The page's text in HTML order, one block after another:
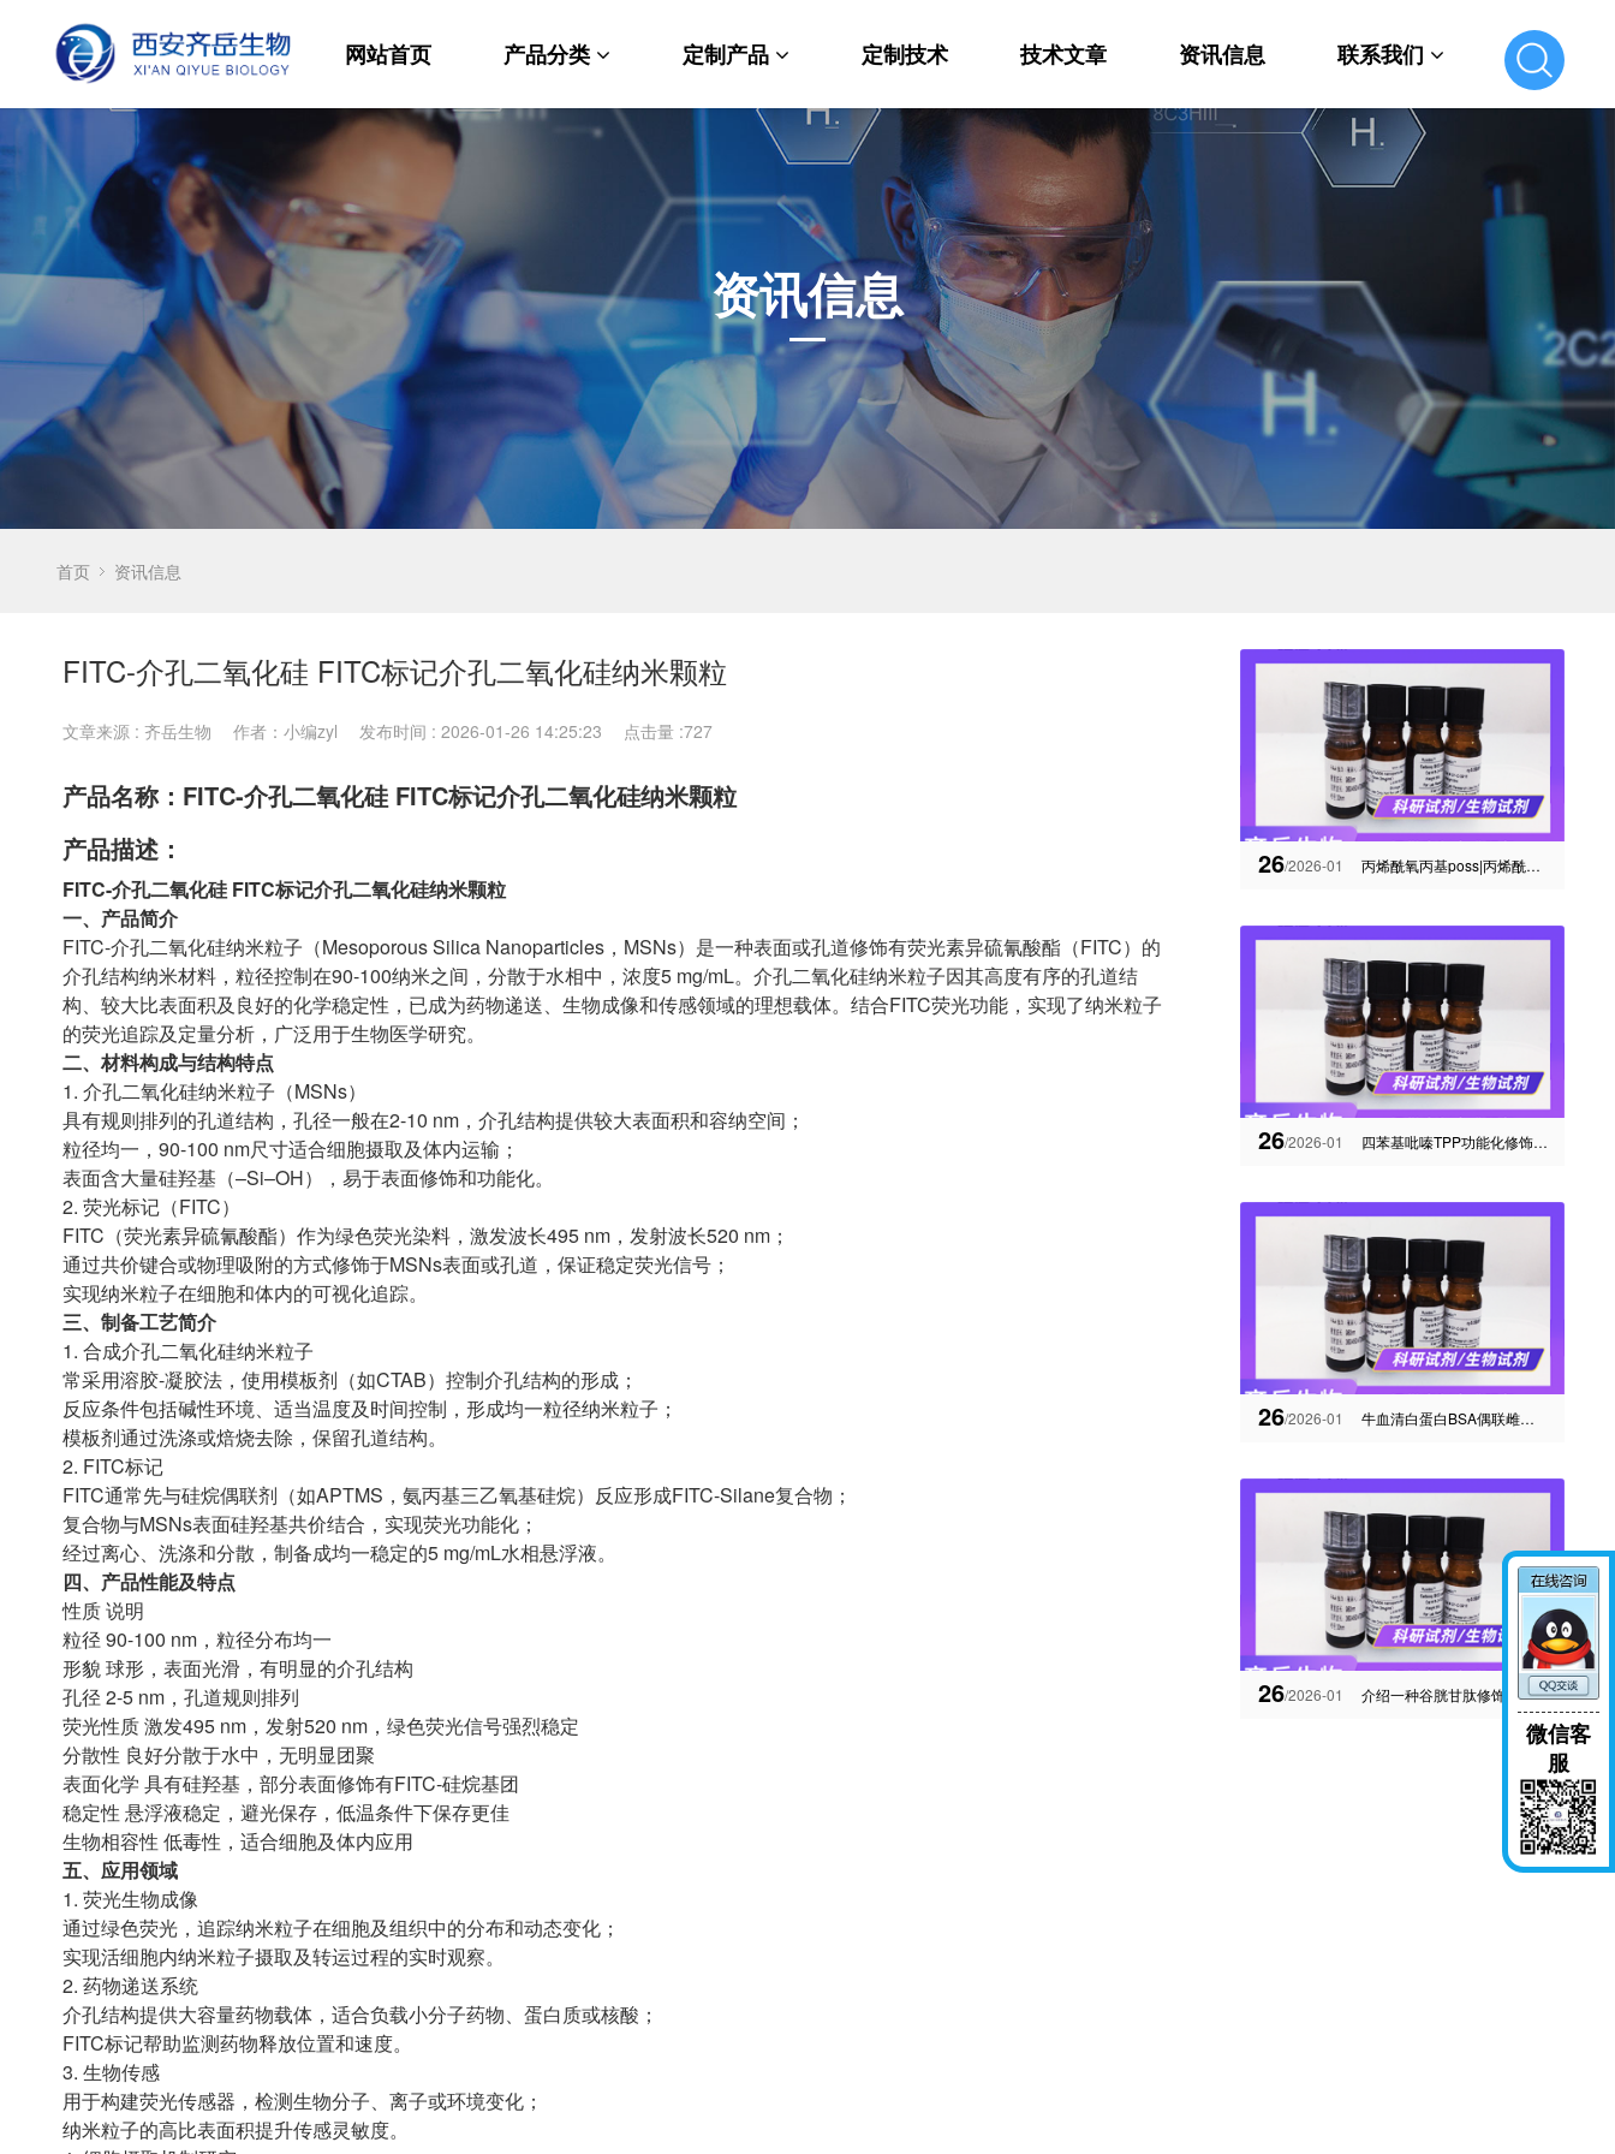
资讯信息
网站首页 产品分类
材料科学
生命科学
发光材料
功能性化学
分析化学
其他产品
定制产品
纳米材料定制
PEG衍生物
荧光标记定制
MOF材料定制
小分子定制
多肽定制
其他材料定制
定制技术 技术文章 资讯信息 联系我们
联系我们
首页 资讯信息
FITC-介孔二氧化硅 FITC标记介孔二氧化硅纳米颗粒
文章来源 : 齐岳生物 作者：小编zyl 发布时间 : 2026-01-26 14:25:23 点击量 :727
产品名称：FITC-介孔二氧化硅 FITC标记介孔二氧化硅纳米颗粒
产品描述：
FITC-介孔二氧化硅 FITC标记介孔二氧化硅纳米颗粒
一、产品简介
FITC-介孔二氧化硅纳米粒子（Mesoporous Silica Nanoparticles，MSNs）是一种表面或孔道修饰有荧光素异硫氰酸酯（FITC）的
介孔结构纳米材料，粒径控制在90-100纳米之间，分散于水相中，浓度5 mg/mL。介孔二氧化硅纳米粒子因其高度有序的孔道结
构、较大比表面积及良好的化学稳定性，已成为药物递送、生物成像和传感领域的理想载体。结合FITC荧光功能，实现了纳米粒子
的荧光追踪及定量分析，广泛用于生物医学研究。
二、材料构成与结构特点
1. 介孔二氧化硅纳米粒子（MSNs）
具有规则排列的孔道结构，孔径一般在2-10 nm，介孔结构提供较大表面积和容纳空间；
粒径均一，90-100 nm尺寸适合细胞摄取及体内运输；
表面含大量硅羟基（–Si–OH），易于表面修饰和功能化。
2. 荧光标记（FITC）
FITC（荧光素异硫氰酸酯）作为绿色荧光染料，激发波长495 nm，发射波长520 nm；
通过共价键合或物理吸附的方式修饰于MSNs表面或孔道，保证稳定荧光信号；
实现纳米粒子在细胞和体内的可视化追踪。
三、制备工艺简介
1. 合成介孔二氧化硅纳米粒子
常采用溶胶-凝胶法，使用模板剂（如CTAB）控制介孔结构的形成；
反应条件包括碱性环境、适当温度及时间控制，形成均一粒径纳米粒子；
模板剂通过洗涤或焙烧去除，保留孔道结构。
2. FITC标记
FITC通常先与硅烷偶联剂（如APTMS，氨丙基三乙氧基硅烷）反应形成FITC-Silane复合物；
复合物与MSNs表面硅羟基共价结合，实现荧光功能化；
经过离心、洗涤和分散，制备成均一稳定的5 mg/mL水相悬浮液。
四、产品性能及特点
性质 说明
粒径 90-100 nm，粒径分布均一
形貌 球形，表面光滑，有明显的介孔结构
孔径 2-5 nm，孔道规则排列
荧光性质 激发495 nm，发射520 nm，绿色荧光信号强烈稳定
分散性 良好分散于水中，无明显团聚
表面化学 具有硅羟基，部分表面修饰有FITC-硅烷基团
稳定性 悬浮液稳定，避光保存，低温条件下保存更佳
生物相容性 低毒性，适合细胞及体内应用
五、应用领域
1. 荧光生物成像
通过绿色荧光，追踪纳米粒子在细胞及组织中的分布和动态变化；
实现活细胞内纳米粒子摄取及转运过程的实时观察。
2. 药物递送系统
介孔结构提供大容量药物载体，适合负载小分子药物、蛋白质或核酸；
FITC标记帮助监测药物释放位置和速度。
3. 生物传感
用于构建荧光传感器，检测生物分子、离子或环境变化；
纳米粒子的高比表面积提升传感灵敏度。
26/2026-01 丙烯酰氧丙基poss|丙烯酰氧丙基笼型聚倍半硅氧烷-纳米材料分散剂
26/2026-01 四苯基吡嗪TPP功能化修饰偶联聚集诱导发光材料产品库存
26/2026-01 牛血清白蛋白BSA偶联雌三醇（E3-BSA）的资料
26/2026-01 介绍一种谷胱甘肽修饰的银纳米颗粒
微信客
服